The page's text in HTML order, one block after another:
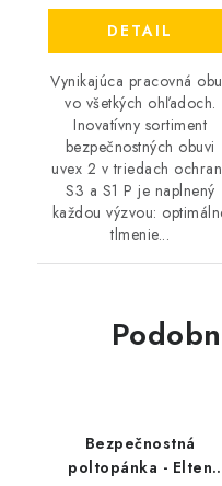
DETAIL
Vynikajúca pracovná
vo všetkých ohľadoch.
Inovatívny sortiment
bezpečnostných obuvi
uvex 2 v triedach
S3 a S1 P je naplnený
každou výzvou:
tlmenie...
Bezpečnostná
poltopánka - Elten